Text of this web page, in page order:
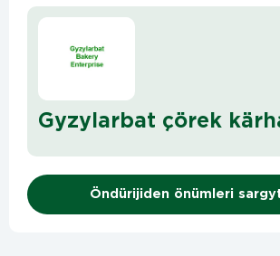
Gyzylarbat çörek
Öndürijiden önümleri